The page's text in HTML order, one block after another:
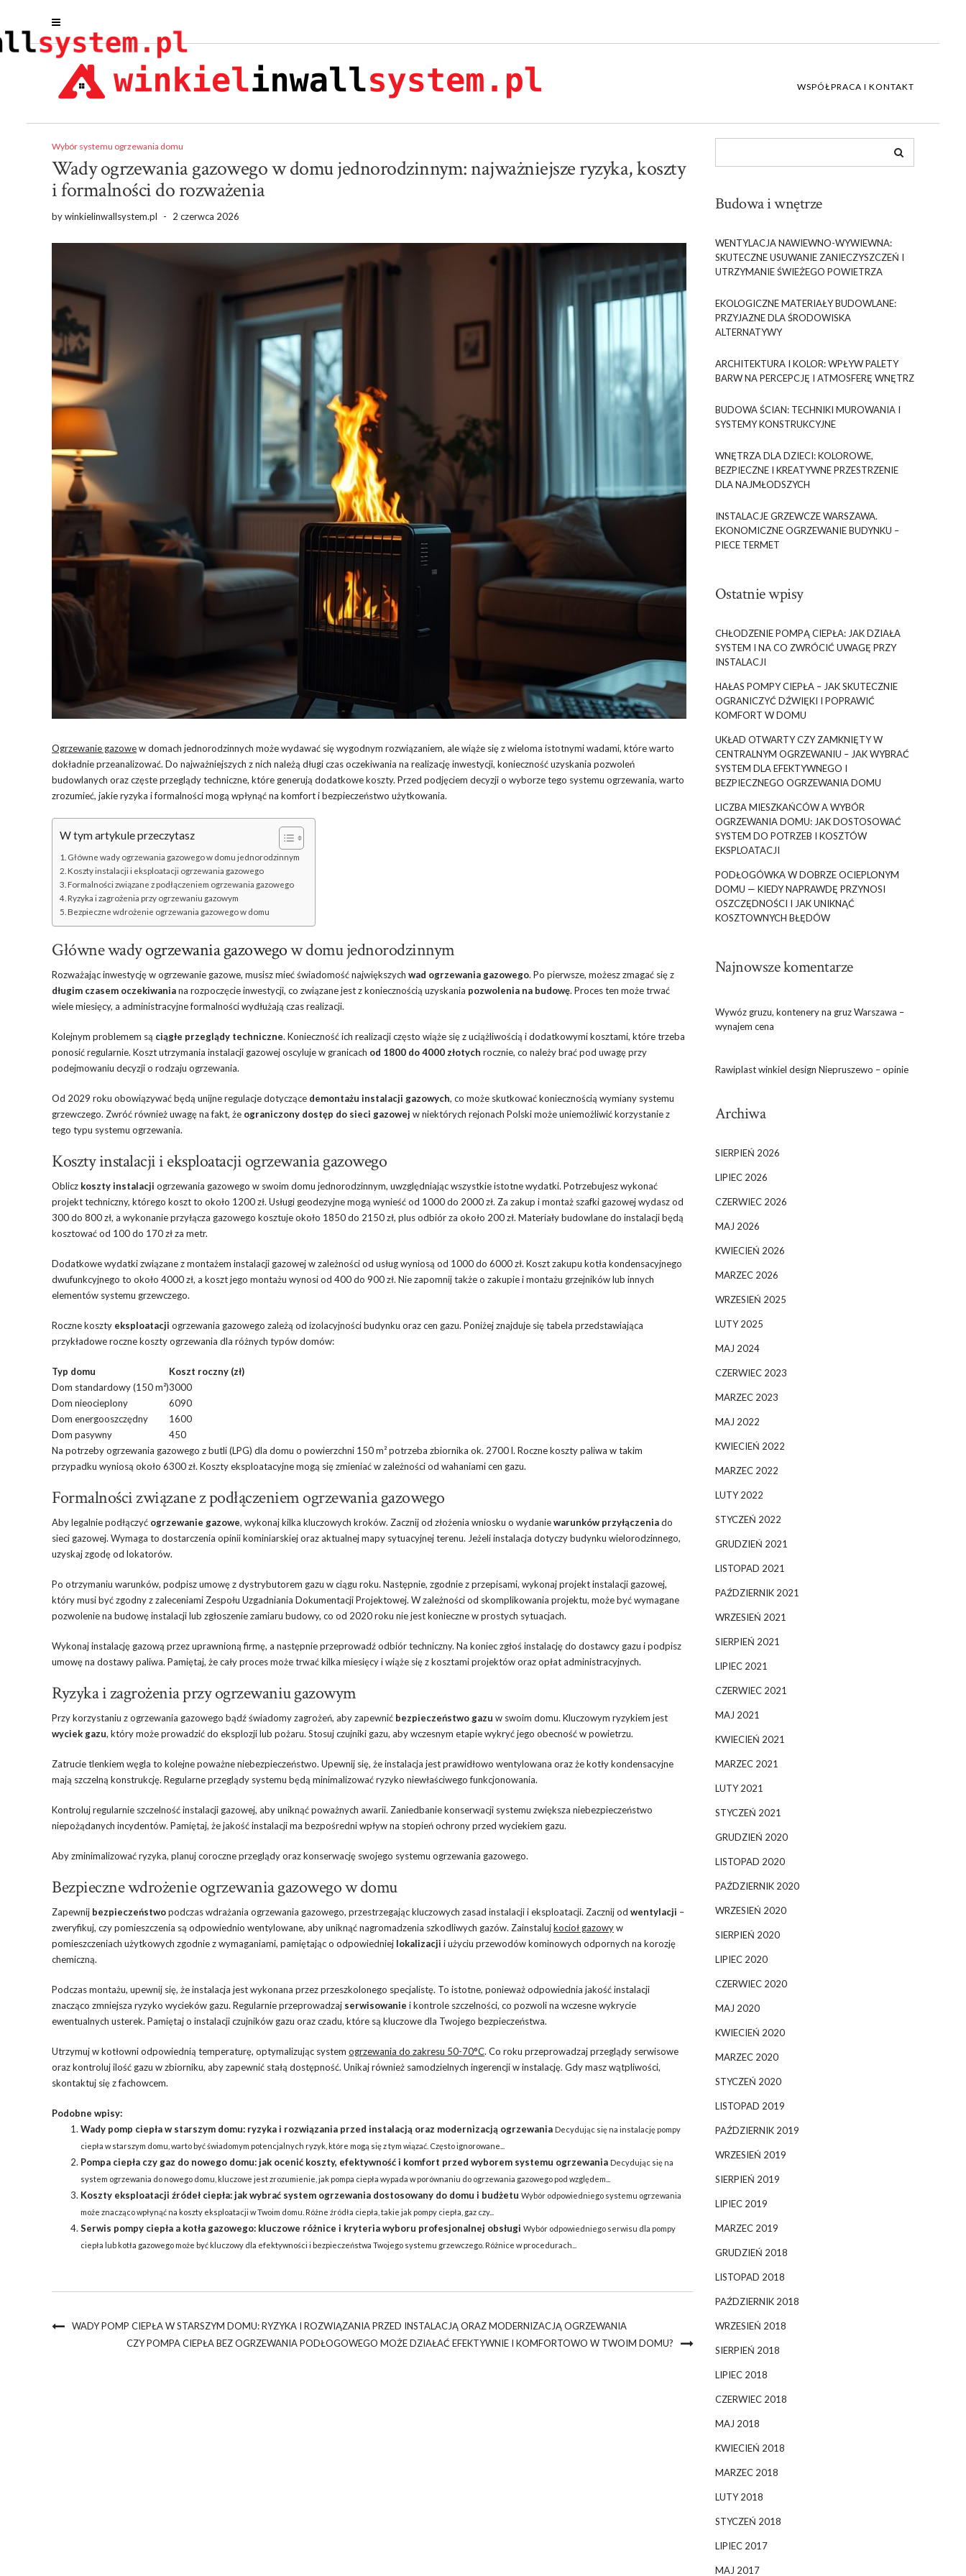
WSPÓŁPRACA I KONTAKT
Wybór systemu ogrzewania domu
Wady ogrzewania gazowego w domu jednorodzinnym: najważniejsze ryzyka, koszty
i formalności do rozważenia
bywinkielinwallsystem.pl - 2 czerwca 2026
Ogrzewanie gazowew domach jednorodzinnych może wydawać się wygodnym rozwiązaniem, ale wiąże się z wieloma istotnymi wadami, które warto
dokładnie przeanalizować. Do najważniejszych z nich należą długi czas oczekiwania na realizację inwestycji, konieczność uzyskania pozwoleń
budowlanych oraz częste przeglądy techniczne, które generują dodatkowe koszty. Przed podjęciem decyzji o wyborze tego systemu ogrzewania, warto
zrozumieć, jakie ryzyka i formalności mogą wpłynąć na komfort i bezpieczeństwo użytkowania.
W tym artykule przeczytasz
Główne wady ogrzewania gazowego w domu jednorodzinnym
Koszty instalacji i eksploatacji ogrzewania gazowego
Formalności związane z podłączeniem ogrzewania gazowego
Ryzyka i zagrożenia przy ogrzewaniu gazowym
Bezpieczne wdrożenie ogrzewania gazowego w domu
Główne wadyogrzewania gazowegow domu jednorodzinnym
Rozważając inwestycję w ogrzewanie gazowe, musisz mieć świadomość największych wad ogrzewania gazowego. Po pierwsze, możesz zmagać się z
długim czasem oczekiwaniana rozpoczęcie inwestycji, co związane jest z koniecznością uzyskania pozwolenia na budowę. Proces ten może trwać
wiele miesięcy, a administracyjne formalności wydłużają czas realizacji.
Kolejnym problemem są ciągłe przeglądy techniczne. Konieczność ich realizacji często wiąże się z uciążliwością i dodatkowymi kosztami, które trzeba
ponosić regularnie. Koszt utrzymania instalacji gazowej oscyluje w granicach od 1800 do 4000 złotych rocznie, co należy brać pod uwagę przy
podejmowaniu decyzji o rodzaju ogrzewania.
Od 2029 roku obowiązywać będą unijne regulacje dotyczące demontażu instalacji gazowych, co może skutkować koniecznością wymiany systemu
grzewczego. Zwróć również uwagę na fakt, że ograniczony dostęp do sieci gazowej w niektórych rejonach Polski może uniemożliwić korzystanie z
tego typu systemu ogrzewania.
Koszty instalacji i eksploatacji ogrzewania gazowego
Oblicz koszty instalacji ogrzewania gazowego w swoim domu jednorodzinnym, uwzględniając wszystkie istotne wydatki. Potrzebujesz wykonać
projekt techniczny, którego koszt to około 1200 zł. Usługi geodezyjne mogą wynieść od 1000 do 2000 zł. Za zakup i montaż szafki gazowej wydasz od
300 do 800 zł, a wykonanie przyłącza gazowego kosztuje około 1850 do 2150 zł, plus odbiór za około 200 zł. Materiały budowlane do instalacji będą
kosztować od 100 do 170 zł za metr.
Dodatkowe wydatki związane z montażem instalacji gazowej w zależności od usług wyniosą od 1000 do 6000 zł. Koszt zakupu kotła kondensacyjnego
dwufunkcyjnego to około 4000 zł, a koszt jego montażu wynosi od 400 do 900 zł. Nie zapomnij także o zakupie i montażu grzejników lub innych
elementów systemu grzewczego.
Roczne koszty eksploatacji ogrzewania gazowego zależą od izolacyjności budynku oraz cen gazu. Poniżej znajduje się tabela przedstawiająca
przykładowe roczne koszty ogrzewania dla różnych typów domów:
Typ domu
Koszt roczny (zł)
Dom standardowy (150 m²)3000
Dom nieocieplony
6090
Dom energooszczędny
1600
Dom pasywny
450
Na potrzeby ogrzewania gazowego z butli (LPG) dla domu o powierzchni 150 m² potrzeba zbiornika ok. 2700 l. Roczne koszty paliwa w takim
przypadku wyniosą około 6300 zł. Koszty eksploatacyjne mogą się zmieniać w zależności od wahaniami cen gazu.
Formalności związane z podłączeniem ogrzewania gazowego
Aby legalnie podłączyć ogrzewanie gazowe, wykonaj kilka kluczowych kroków. Zacznij od złożenia wniosku o wydaniewarunków przyłączeniado
sieci gazowej. Wymaga to dostarczenia opinii kominiarskiej oraz aktualnej mapy sytuacyjnej terenu. Jeżeli instalacja dotyczy budynku wielorodzinnego,
uzyskaj zgodę od lokatorów.
Po otrzymaniu warunków, podpisz umowę z dystrybutorem gazu w ciągu roku. Następnie, zgodnie z przepisami, wykonaj projekt instalacji gazowej,
który musi być zgodny z zaleceniami Zespołu Uzgadniania Dokumentacji Projektowej. W zależności od skomplikowania projektu, może być wymagane
pozwolenie na budowę instalacji lub zgłoszenie zamiaru budowy, co od 2020 roku nie jest konieczne w prostych sytuacjach.
Wykonaj instalację gazową przez uprawnioną firmę, a następnie przeprowadź odbiór techniczny. Na koniec zgłoś instalację do dostawcy gazu i podpisz
umowę na dostawy paliwa. Pamiętaj, że cały proces może trwać kilka miesięcy i wiąże się z kosztami projektów oraz opłat administracyjnych.
Ryzyka i zagrożenia przy ogrzewaniu gazowym
Przy korzystaniu z ogrzewania gazowego bądź świadomy zagrożeń, aby zapewnić bezpieczeństwo gazu w swoim domu. Kluczowym ryzykiem jest
wyciek gazu, który może prowadzić do eksplozji lub pożaru. Stosuj czujniki gazu, aby wczesnym etapie wykryć jego obecność w powietrzu.
Zatrucie tlenkiem węgla to kolejne poważne niebezpieczeństwo. Upewnij się, że instalacja jest prawidłowo wentylowana oraz że kotły kondensacyjne
mają szczelną konstrukcję. Regularne przeglądy systemu będą minimalizować ryzyko niewłaściwego funkcjonowania.
Kontroluj regularnie szczelność instalacji gazowej, aby uniknąć poważnych awarii. Zaniedbanie konserwacji systemu zwiększa niebezpieczeństwo
niepożądanych incydentów. Pamiętaj, że jakość instalacji ma bezpośredni wpływ na stopień ochrony przed wyciekiem gazu.
Aby zminimalizować ryzyka, planuj coroczne przeglądy oraz konserwację swojego systemu ogrzewania gazowego.
Bezpieczne wdrożenie ogrzewania gazowego w domu
Zapewnij bezpieczeństwopodczas wdrażania ogrzewania gazowego, przestrzegając kluczowych zasad instalacji i eksploatacji. Zacznij od wentylacji –
zweryfikuj, czy pomieszczenia są odpowiednio wentylowane, aby uniknąć nagromadzenia szkodliwych gazów. Zainstalujkocioł gazowyw
pomieszczeniach użytkowych zgodnie z wymaganiami, pamiętając o odpowiedniej lokalizacji i użyciu przewodów kominowych odpornych na korozję
chemiczną.
Podczas montażu, upewnij się, że instalacja jest wykonana przez przeszkolonego specjalistę. To istotne, ponieważ odpowiednia jakość instalacji
znacząco zmniejsza ryzyko wycieków gazu. Regularnie przeprowadzaj serwisowanie i kontrole szczelności, co pozwoli na wczesne wykrycie
ewentualnych usterek. Pamiętaj o instalacji czujników gazu oraz czadu, które są kluczowe dla Twojego bezpieczeństwa.
Utrzymuj w kotłowni odpowiednią temperaturę, optymalizując system ogrzewania do zakresu 50-70°C. Co roku przeprowadzaj przeglądy serwisowe
oraz kontroluj ilość gazu w zbiorniku, aby zapewnić stałą dostępność. Unikaj również samodzielnych ingerencji w instalację. Gdy masz wątpliwości,
skontaktuj się z fachowcem.
Podobne wpisy:
Wady pomp ciepła w starszym domu: ryzyka i rozwiązania przed instalacją oraz modernizacją ogrzewania Decydując się na instalację pompy
ciepła w starszym domu, warto być świadomym potencjalnych ryzyk, które mogą się z tym wiązać. Często ignorowane...
Pompa ciepła czy gaz do nowego domu: jak ocenić koszty, efektywność i komfort przed wyborem systemu ogrzewania Decydując się na
system ogrzewania do nowego domu, kluczowe jest zrozumienie, jak pompa ciepła wypada w porównaniu do ogrzewania gazowego pod względem...
Koszty eksploatacji źródeł ciepła: jak wybrać system ogrzewania dostosowany do domu i budżetu Wybór odpowiedniego systemu ogrzewania
może znacząco wpłynąć na koszty eksploatacji w Twoim domu. Różne źródła ciepła, takie jak pompy ciepła, gaz czy...
Serwis pompy ciepła a kotła gazowego: kluczowe różnice i kryteria wyboru profesjonalnej obsługi Wybór odpowiedniego serwisu dla pompy
ciepła lub kotła gazowego może być kluczowy dla efektywności i bezpieczeństwa Twojego systemu grzewczego. Różnice w procedurach...
WADY POMP CIEPŁA W STARSZYM DOMU: RYZYKA I ROZWIĄZANIA PRZED INSTALACJĄ ORAZ MODERNIZACJĄ OGRZEWANIA
CZY POMPA CIEPŁA BEZ OGRZEWANIA PODŁOGOWEGO MOŻE DZIAŁAĆ EFEKTYWNIE I KOMFORTOWO W TWOIM DOMU?
Budowa i wnętrze
WENTYLACJA NAWIEWNO-WYWIEWNA:
SKUTECZNE USUWANIE ZANIECZYSZCZEŃ I
UTRZYMANIE ŚWIEŻEGO POWIETRZA
EKOLOGICZNE MATERIAŁY BUDOWLANE:
PRZYJAZNE DLA ŚRODOWISKA
ALTERNATYWY
ARCHITEKTURA I KOLOR: WPŁYW PALETY
BARW NA PERCEPCJĘ I ATMOSFERĘ WNĘTRZ
BUDOWA ŚCIAN: TECHNIKI MUROWANIA I
SYSTEMY KONSTRUKCYJNE
WNĘTRZA DLA DZIECI: KOLOROWE,
BEZPIECZNE I KREATYWNE PRZESTRZENIE
DLA NAJMŁODSZYCH
INSTALACJE GRZEWCZE WARSZAWA.
EKONOMICZNE OGRZEWANIE BUDYNKU –
PIECE TERMET
Ostatnie wpisy
CHŁODZENIE POMPĄ CIEPŁA: JAK DZIAŁA
SYSTEM I NA CO ZWRÓCIĆ UWAGĘ PRZY
INSTALACJI
HAŁAS POMPY CIEPŁA – JAK SKUTECZNIE
OGRANICZYĆ DŹWIĘKI I POPRAWIĆ
KOMFORT W DOMU
UKŁAD OTWARTY CZY ZAMKNIĘTY W
CENTRALNYM OGRZEWANIU – JAK WYBRAĆ
SYSTEM DLA EFEKTYWNEGO I
BEZPIECZNEGO OGRZEWANIA DOMU
LICZBA MIESZKAŃCÓW A WYBÓR
OGRZEWANIA DOMU: JAK DOSTOSOWAĆ
SYSTEM DO POTRZEB I KOSZTÓW
EKSPLOATACJI
PODŁOGÓWKA W DOBRZE OCIEPLONYM
DOMU — KIEDY NAPRAWDĘ PRZYNOSI
OSZCZĘDNOŚCI I JAK UNIKNĄĆ
KOSZTOWNYCH BŁĘDÓW
Najnowsze komentarze
Wywóz gruzu, kontenery na gruz Warszawa –
wynajem cena
Rawiplast winkiel design Niepruszewo – opinie
Archiwa
SIERPIEŃ 2026
LIPIEC 2026
CZERWIEC 2026
MAJ 2026
KWIECIEŃ 2026
MARZEC 2026
WRZESIEŃ 2025
LUTY 2025
MAJ 2024
CZERWIEC 2023
MARZEC 2023
MAJ 2022
KWIECIEŃ 2022
MARZEC 2022
LUTY 2022
STYCZEŃ 2022
GRUDZIEŃ 2021
LISTOPAD 2021
PAŹDZIERNIK 2021
WRZESIEŃ 2021
SIERPIEŃ 2021
LIPIEC 2021
CZERWIEC 2021
MAJ 2021
KWIECIEŃ 2021
MARZEC 2021
LUTY 2021
STYCZEŃ 2021
GRUDZIEŃ 2020
LISTOPAD 2020
PAŹDZIERNIK 2020
WRZESIEŃ 2020
SIERPIEŃ 2020
LIPIEC 2020
CZERWIEC 2020
MAJ 2020
KWIECIEŃ 2020
MARZEC 2020
STYCZEŃ 2020
LISTOPAD 2019
PAŹDZIERNIK 2019
WRZESIEŃ 2019
SIERPIEŃ 2019
LIPIEC 2019
MARZEC 2019
GRUDZIEŃ 2018
LISTOPAD 2018
PAŹDZIERNIK 2018
WRZESIEŃ 2018
SIERPIEŃ 2018
LIPIEC 2018
CZERWIEC 2018
MAJ 2018
KWIECIEŃ 2018
MARZEC 2018
LUTY 2018
STYCZEŃ 2018
LIPIEC 2017
MAJ 2017